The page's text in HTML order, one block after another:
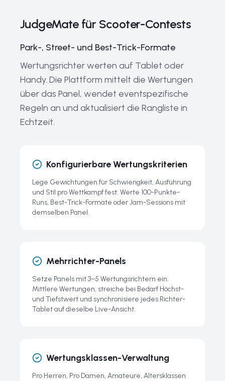
wurde
Große Scooter-Wettkämpfe
Legendäre Scooter-Fahrer
Scooter-Ausrüstung und führende Marken
Trends & Zukunft des Scooterns
JudgeMate für Scooter-Contests
Park-, Street- und Best-Trick-Formate
Wertungsrichter werten auf Tablet oder
Handy. Die Plattform mittelt die Wertungen
über das Panel, wendet eventspezifische
Regeln an und aktualisiert die Rangliste in
Echtzeit.
Konfigurierbare Wertungskriterien
Lege Gewichtungen für Schwierigkeit, Ausführung
und Stil pro Wettkampf fest. Werte 100-Punkte-
Runs, Best-Trick-Formate oder Jam-Sessions mit
demselben Panel.
Mehrrichter-Panels
Setze Panels mit 3–5 Wertungsrichtern ein.
Mittlere Wertungen, streiche bei Bedarf Höchst-
und Tiefstwert und synchronisiere jedes Richter-
Tablet auf dieselbe Live-Ansicht.
Wertungsklassen-Verwaltung
Pro Herren, Pro Damen, Amateure, Altersklassen